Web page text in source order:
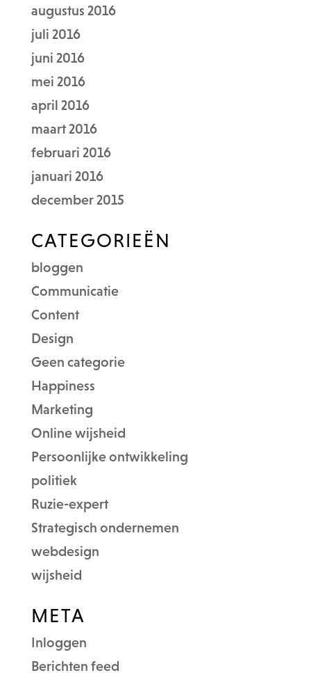
augustus 2016
juli 2016
juni 2016
mei 2016
april 2016
maart 2016
februari 2016
januari 2016
december 2015
CATEGORIEËN
bloggen
Communicatie
Content
Design
Geen categorie
Happiness
Marketing
Online wijsheid
Persoonlijke ontwikkeling
politiek
Ruzie-expert
Strategisch ondernemen
webdesign
wijsheid
META
Inloggen
Berichten feed